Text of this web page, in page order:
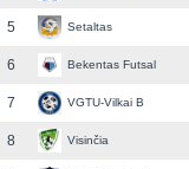
5 Setaltas
6 Bekentas Futsal
7 VGTU-Vilkai B
8 Visinčia